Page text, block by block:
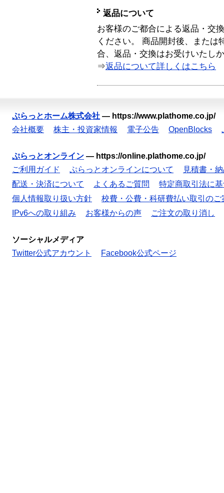
返品について
お客様のご都合による返品・交
ください。 商品開封後、または
合、返品・交換はお受けいたし
⇒返品について詳しくはこちら
ぷらっとホーム株式会社 — https://www.plathome.co.jp/
会社概要
株主・投資家情報 電子公告 OpenBlocks
ぷらっとオンライン — https://online.plathome.co.jp/
ご利用ガイド
ぷらっとオンラインについて
見積書・
配送・決済について
よくあるご質問
特定商取引法に
個人情報取り扱い方針
校費・公費・科研費払い取引のご
IPv6への取り組み
お客様からの声 ご注文の取り消し
ソーシャルメディア
Twitter公式アカウント
Facebook公式ページ